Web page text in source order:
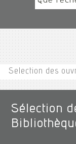
Selection des
Sélection